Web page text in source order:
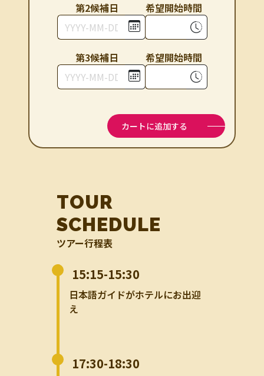
第2候補⽇ 希望開始時間
第3候補⽇ 希望開始時間
カートに追加する
TOUR
SCHEDULE
ツアー行程表
15:15-15:30
日本語ガイドがホテルにお出迎
え
17:30-18:30